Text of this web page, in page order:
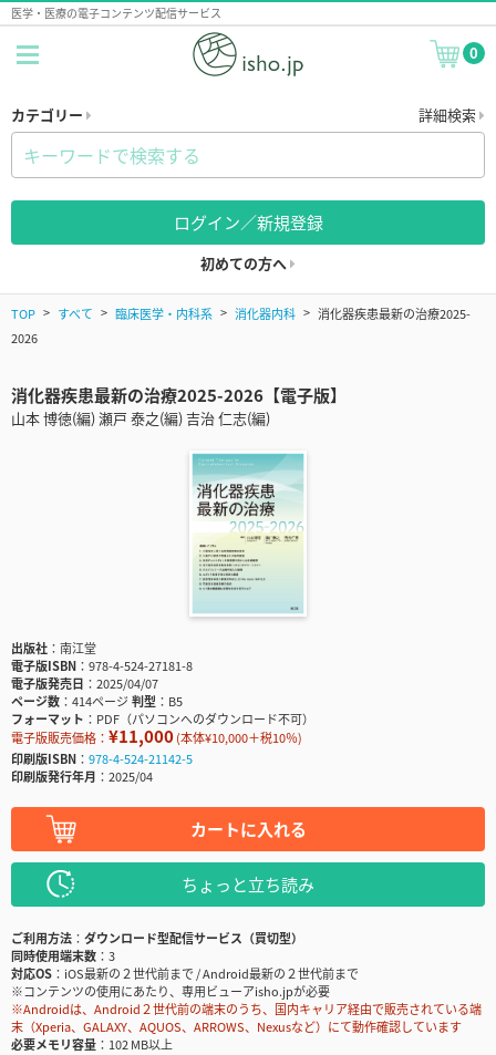
医学・医療の電子コンテンツ配信サービス
0
カテゴリー 詳細検索
ログイン／新規登録
初めての方へ
TOP すべて 臨床医学・内科系 消化器内科
消化器疾患最新の治療2025-
2026
消化器疾患最新の治療2025-2026【電子版】
山本 博徳(編) 瀬戸 泰之(編) 吉治 仁志(編)
出版社
南江堂
電子版ISBN
978-4-524-27181-8
電子版発売日
2025/04/07
ページ数
414ページ判型
B5
フォーマット
PDF（パソコンへのダウンロード不可）
電子版販売価格： ¥11,000(本体¥10,000＋税10％)
印刷版ISBN
978-4-524-21142-5
印刷版発行年月
2025/04
カートに入れる
ちょっと立ち読み
ご利用方法
ダウンロード型配信サービス（買切型）
同時使用端末数
3
対応OS
iOS最新の２世代前まで / Android最新の２世代前まで
※コンテンツの使用にあたり、専用ビューアisho.jpが必要
※Androidは、Android２世代前の端末のうち、国内キャリア経由で販売されている端
末（Xperia、GALAXY、AQUOS、ARROWS、Nexusなど）にて動作確認しています
必要メモリ容量
102 MB以上